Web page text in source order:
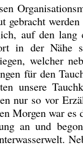
gebracht
auf den lang
in der Nähe
welcher
für den
unsere
nur so vor
Morgen war
an und